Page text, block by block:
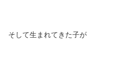
そして生まれてきた子が